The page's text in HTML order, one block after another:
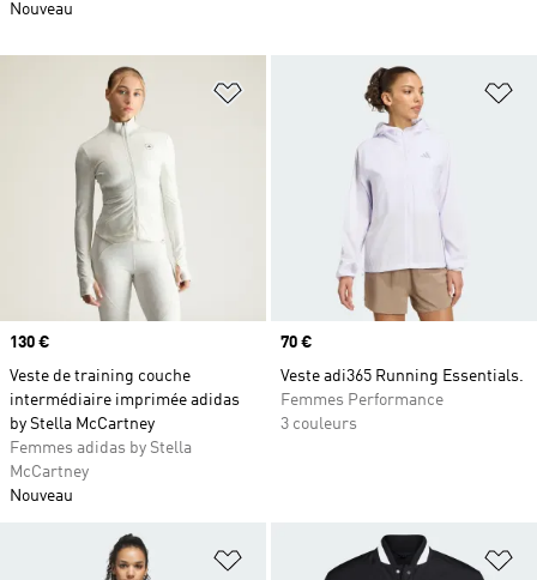
Ajouter à la Liste de produits
Prix
130 €
Veste de training couche
intermédiaire imprimée adidas
by Stella McCartney
Femmes adidas by Stella
McCartney
Nouveau
Prix
70 €
Veste adi365 Running Essentials.
Femmes Performance
3 couleurs
Ajouter à la Liste de produits
Nouveau